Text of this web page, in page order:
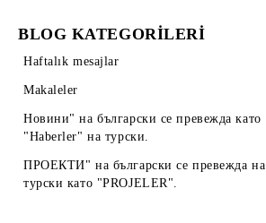
BLOG KATEGORİLERİ
Haftalık mesajlar
Makaleler
Новини" на български се превежда като
"Haberler" на турски.
ПРОЕКТИ" на български се превежда на
турски като "PROJELER".